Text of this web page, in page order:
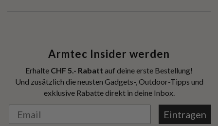
Armtec Insider werden
Erhalte CHF 5.- Rabatt auf deine erste Bestellung!
Und zusätzlich die neusten Gadgets-, Outdoor-Tipps und
exklusive Rabatte direkt in deine Inbox.
Eintragen